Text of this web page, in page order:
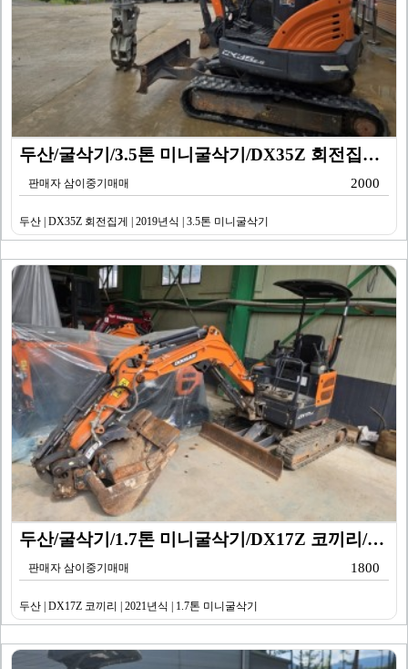
두산/굴삭기/3.5톤 미니굴삭기/DX35Z 회전집게/2…
판매자 삼이중기매매 2000
두산 | DX35Z 회전집게 | 2019년식 | 3.5톤 미니굴삭기
두산/굴삭기/1.7톤 미니굴삭기/DX17Z 코끼리/20…
판매자 삼이중기매매 1800
두산 | DX17Z 코끼리 | 2021년식 | 1.7톤 미니굴삭기